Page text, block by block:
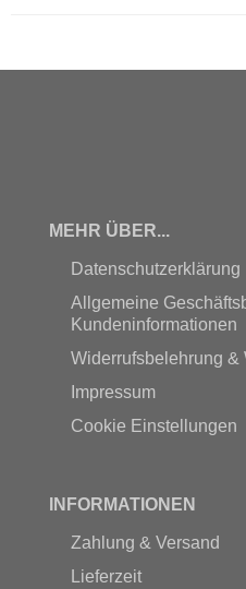
MEHR ÜBER...
Datenschutzerklärung
Allgemeine
Kundeninformationen
Widerrufsbelehrung &
Impressum
Cookie Einstellungen
INFORMATIONEN
Zahlung & Versand
Lieferzeit